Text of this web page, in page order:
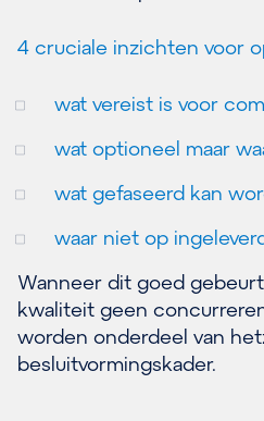
4 cruciale inzichten voor
wat vereist is voor
wat optioneel maar
wat gefaseerd kan
waar niet op
Wanneer dit goed
kwaliteit geen
worden onderdeel van
besluitvormingskader.